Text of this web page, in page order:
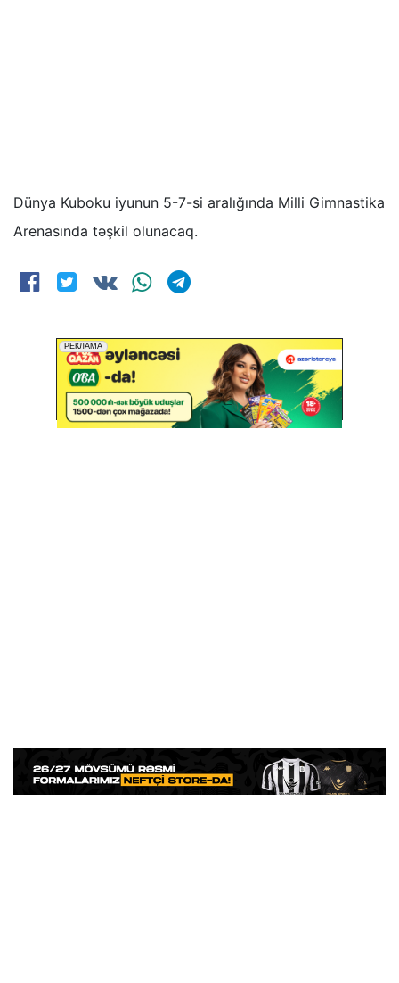
Dünya Kuboku iyunun 5-7-si aralığında Milli Gimnastika
Arenasında təşkil olunacaq.